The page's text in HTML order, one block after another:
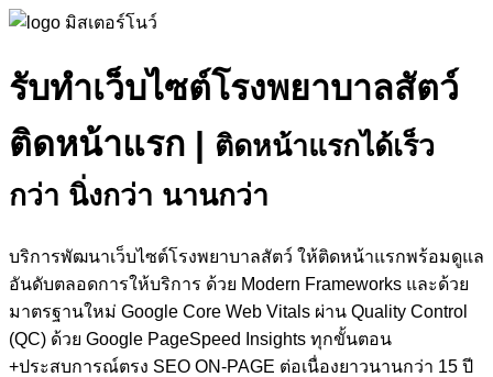
รับทำเว็บไซต์โรงพยาบาลสัตว์
ติดหน้าแรก | ติดหน้าแรกได้เร็ว
กว่า นิ่งกว่า นานกว่า
บริการพัฒนาเว็บไซต์โรงพยาบาลสัตว์ ให้ติดหน้าแรกพร้อมดูแล
อันดับตลอดการให้บริการ ด้วย Modern Frameworks และด้วย
มาตรฐานใหม่ Google Core Web Vitals ผ่าน Quality Control
(QC) ด้วย Google PageSpeed Insights ทุกขั้นตอน
+ประสบการณ์ตรง SEO ON-PAGE ต่อเนื่องยาวนานกว่า 15 ปี